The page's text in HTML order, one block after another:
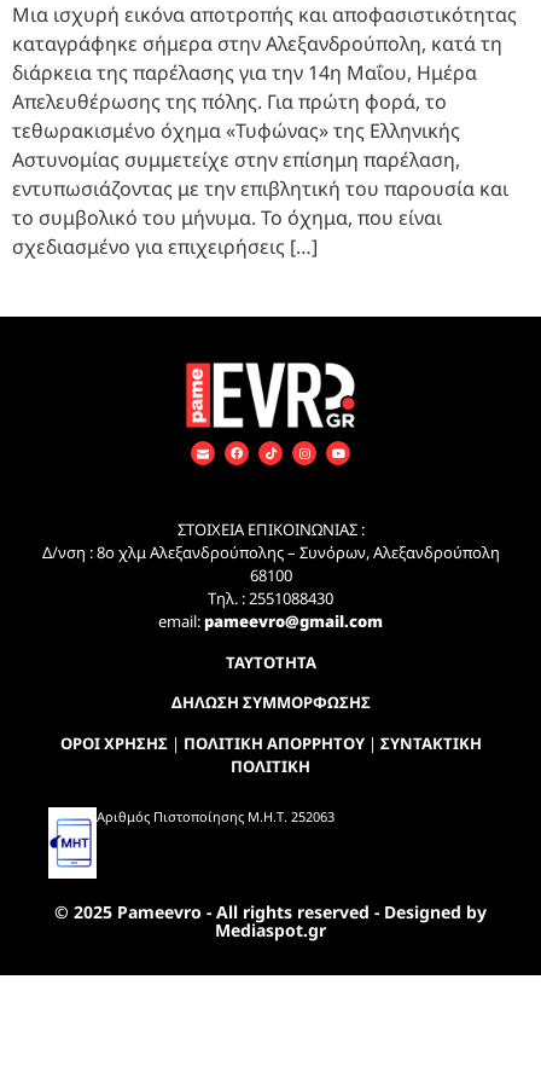
Μια ισχυρή εικόνα αποτροπής και αποφασιστικότητας
καταγράφηκε σήμερα στην Αλεξανδρούπολη, κατά τη
διάρκεια της παρέλασης για την 14η Μαΐου, Ημέρα
Απελευθέρωσης της πόλης. Για πρώτη φορά, το
τεθωρακισμένο όχημα «Τυφώνας» της Ελληνικής
Αστυνομίας συμμετείχε στην επίσημη παρέλαση,
εντυπωσιάζοντας με την επιβλητική του παρουσία και
το συμβολικό του μήνυμα. Το όχημα, που είναι
σχεδιασμένο για επιχειρήσεις […]
ΣΤΟΙΧΕΙΑ ΕΠΙΚΟΙΝΩΝΙΑΣ :
Δ/νση : 8ο χλμ Αλεξανδρούπολης – Συνόρων, Αλεξανδρούπολη
68100
Τηλ. : 2551088430
email:pameevro@gmail.com
ΤΑΥΤΟΤΗΤΑ
ΔΗΛΩΣΗ ΣΥΜΜΟΡΦΩΣΗΣ
ΟΡΟΙ ΧΡΗΣΗΣ| ΠΟΛΙΤΙΚΗ ΑΠΟΡΡΗΤΟΥ| ΣΥΝΤΑΚΤΙΚΗ
ΠΟΛΙΤΙΚΗ
Αριθμός Πιστοποίησης Μ.Η.Τ. 252063
© 2025 Pameevro - All rights reserved - Designed by
Mediaspot.gr